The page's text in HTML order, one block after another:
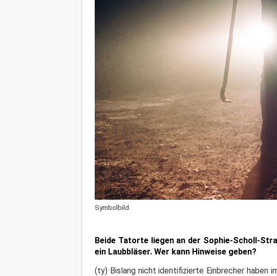
Symbolbild.
Beide Tatorte liegen an der Sophie-Scholl-
ein Laubbläser. Wer kann Hinweise geben?
(ty) Bislang nicht identifizierte Einbrecher haben